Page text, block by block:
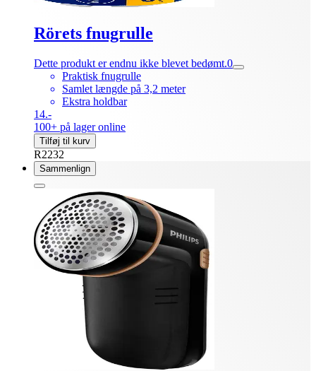
Rörets fnugrulle
Dette produkt er endnu ikke blevet bedømt.0
Praktisk fnugrulle
Samlet længde på 3,2 meter
Ekstra holdbar
14.-
100+ på lager online
Tilføj til kurv
R2232
Sammenlign